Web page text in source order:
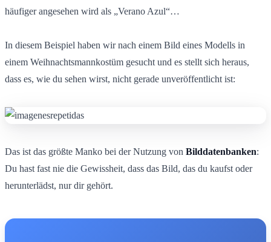
häufiger angesehen wird als „Verano Azul“…
In diesem Beispiel haben wir nach einem Bild eines Modells in
einem Weihnachtsmannkostüm gesucht und es stellt sich heraus,
dass es, wie du sehen wirst, nicht gerade unveröffentlicht ist:
Das ist das größte Manko bei der Nutzung von Bilddatenbanken:
Du hast fast nie die Gewissheit, dass das Bild, das du kaufst oder
herunterlädst, nur dir gehört.